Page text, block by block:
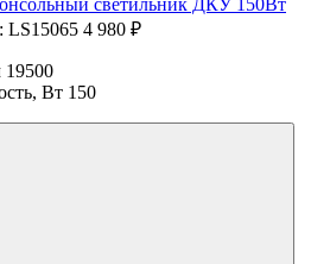
светильник ДКУ 150Вт
LS15065 4 980 ₽
19500
Вт 150